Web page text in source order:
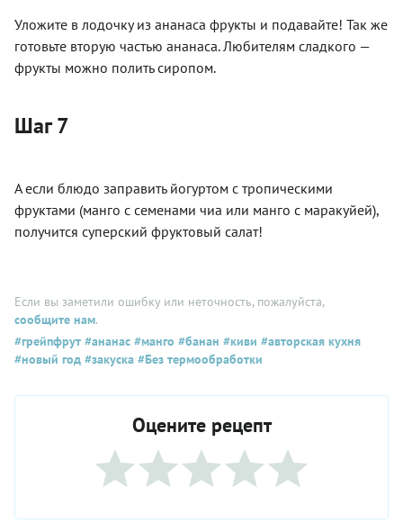
Уложите в лодочку из ананаса фрукты и подавайте! Так же
готовьте вторую частью ананаса. Любителям сладкого —
фрукты можно полить сиропом.
Шаг 7
А если блюдо заправить йогуртом с тропическими
фруктами (манго с семенами чиа или манго с маракуйей),
получится суперский фруктовый салат!
Если вы заметили ошибку или неточность, пожалуйста,
сообщите нам.
#грейпфрут #ананас #манго #банан #киви #авторская кухня
#новый год #закуска #Без термообработки
Оцените рецепт